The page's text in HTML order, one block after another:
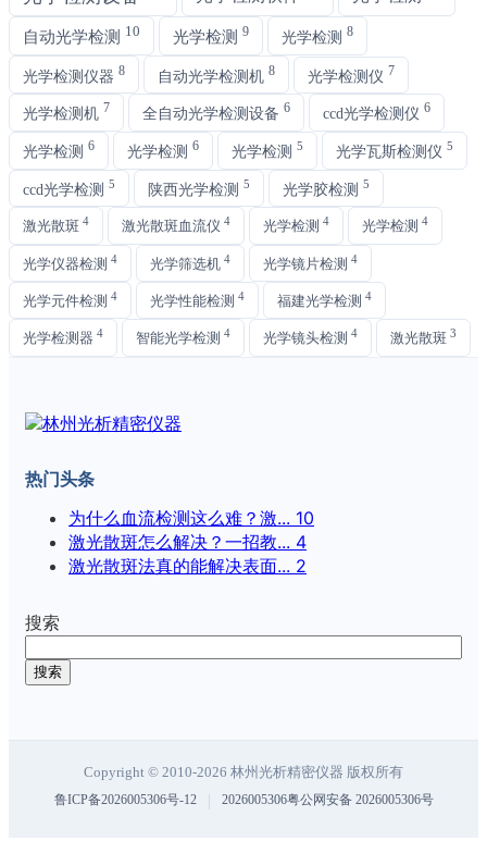
自动光学检测 10 光学检测 9 光学检测 8
光学检测仪器 8 自动光学检测机 8 光学检测仪 7
光学检测机 7 全自动光学检测设备 6 ccd光学检测仪 6
光学检测 6 光学检测 6 光学检测 5 光学瓦斯检测仪 5
ccd光学检测 5 陕西光学检测 5 光学胶检测 5
激光散斑 4 激光散斑血流仪 4 光学检测 4 光学检测 4
光学仪器检测 4 光学筛选机 4 光学镜片检测 4
光学元件检测 4 光学性能检测 4 福建光学检测 4
光学检测器 4 智能光学检测 4 光学镜头检测 4 激光散斑 3
热门头条
为什么血流检测这么难？激... 10
激光散斑怎么解决？一招教... 4
激光散斑法真的能解决表面... 2
搜索
搜索
Copyright © 2010-2026 林州光析精密仪器 版权所有
鲁ICP备2026005306号-12 | 2026005306粤公网安备 2026005306号